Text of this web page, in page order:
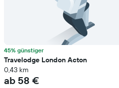
45% günstiger
Travelodge London Acton
0,43 km
ab 58 €